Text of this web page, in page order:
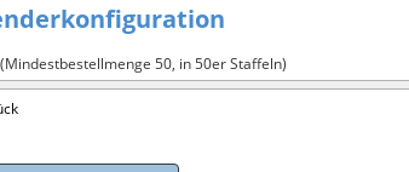
(Mindestbestellmenge 50, in 50er Staffeln)